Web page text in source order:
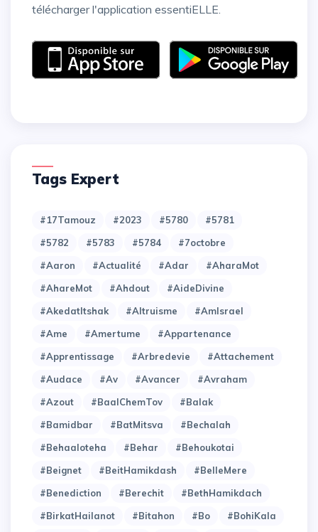
télécharger l'application essentiELLE.
Tags Expert
#17Tamouz #2023 #5780
#5781
#5782
#5783 #5784
#7octobre
#Aaron
#Actualité #Adar
#AharaMot
#AhareMot
#Ahdout
#AideDivine
#AkedatItshak
#Altruisme
#AmIsrael
#Ame
#Amertume
#Appartenance
#Apprentissage
#Arbredevie
#Attachement
#Audace
#Av #Avancer
#Avraham
#Azout
#BaalChemTov
#Balak
#Bamidbar
#BatMitsva
#Bechalah
#Behaaloteha
#Behar
#Behoukotai
#Beignet
#BeitHamikdash
#BelleMere
#Benediction
#Berechit
#BethHamikdach
#BirkatHailanot
#Bitahon #Bo
#BohiKala